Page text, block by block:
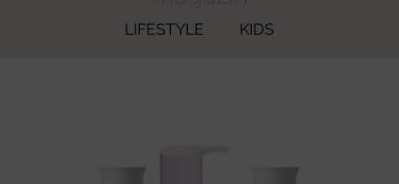
LIFESTYLE KIDS